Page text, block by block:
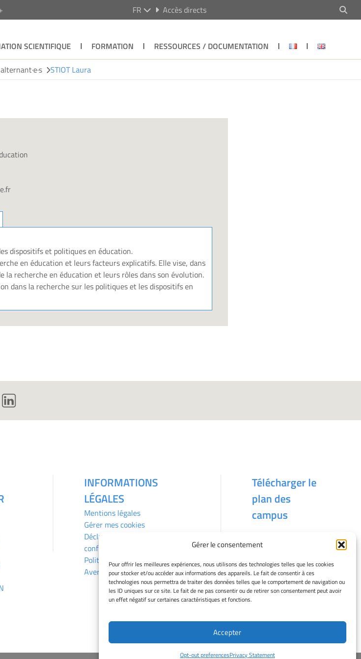
Gérer le consentement
Pour offrir les meilleures expériences, nous utilisons des technologies telles que les cookies
pour stocker et/ou accéder aux informations des appareils. Le fait de consentir à ces
technologies nous permettra de traiter des données telles que le comportement de navigation ou
les ID uniques sur ce site. Le fait de ne pas consentir ou de retirer son consentement peut avoir
un effet négatif sur certaines caractéristiques et fonctions.
Accepter
Opt-out preferencesPrivacy Statement
FR Accès directs
SCIENTIFIQUE FORMATION
RESSOURCES / DOCUMENTATION
STIOT Laura
dispositifs et politiques en éducation.
en éducation et leurs facteurs explicatifs. Elle vise, dans
recherche en éducation et leurs rôles dans son évolution.
dans la recherche sur les politiques et les dispositifs en
INFORMATIONS
LÉGALES
Mentions légales
Gérer mes cookies
Déclaration de
confidentialité
Politique des cookies
Avertissement
Télécharger le
plan des
campus